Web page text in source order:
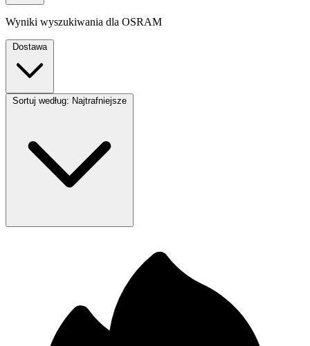
Wyniki wyszukiwania dla OSRAM
Dostawa
Sortuj według: Najtrafniejsze